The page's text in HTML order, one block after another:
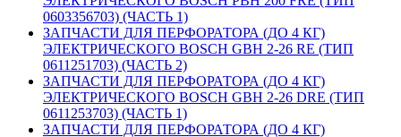
0603356703) (ЧАСТЬ 1)
ЗАПЧАСТИ ДЛЯ ПЕРФОРАТОРА (ДО 4 КГ)
ЭЛЕКТРИЧЕСКОГО BOSCH GBH 2-26 RE (ТИП
0611251703) (ЧАСТЬ 2)
ЗАПЧАСТИ ДЛЯ ПЕРФОРАТОРА (ДО 4 КГ)
ЭЛЕКТРИЧЕСКОГО BOSCH GBH 2-26 DRE (ТИП
0611253703) (ЧАСТЬ 1)
ЗАПЧАСТИ ДЛЯ ПЕРФОРАТОРА (ДО 4 КГ)